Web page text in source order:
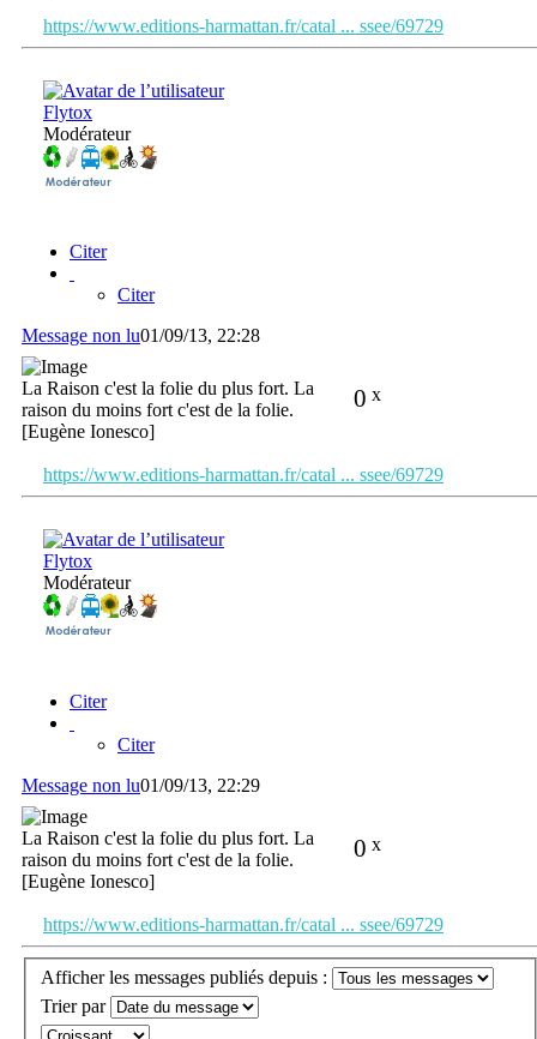
https://www.editions-harmattan.fr/catal ... ssee/69729
Flytox
Modérateur
Citer
Citer
Message non lu01/09/13, 22:28
0 x
La Raison c'est la folie du plus fort. La
raison du moins fort c'est de la folie.
[Eugène Ionesco]
https://www.editions-harmattan.fr/catal ... ssee/69729
Flytox
Modérateur
Citer
Citer
Message non lu01/09/13, 22:29
0 x
La Raison c'est la folie du plus fort. La
raison du moins fort c'est de la folie.
[Eugène Ionesco]
https://www.editions-harmattan.fr/catal ... ssee/69729
Afficher les messages publiés depuis :
Trier par